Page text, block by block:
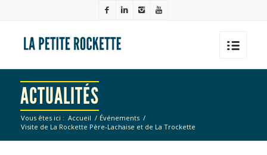
ACTUALITÉS
Vous êtes ici : Accueil / Événements /
Visite de La Rockette Père-Lachaise et de La Trockette